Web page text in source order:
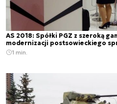
AS 2018: Spółki PGZ z szeroką
modernizacji postsowieckiego
1 min.